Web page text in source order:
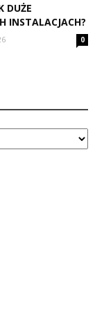
DUŻE
INSTALACJACH?
0